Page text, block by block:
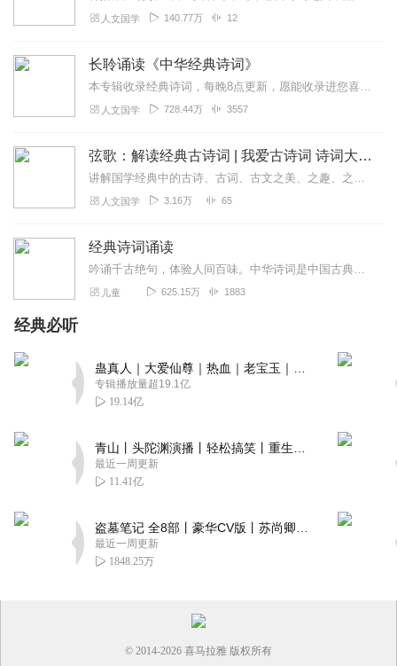
人文国学 140.77万 12
长聆诵读《中华经典诗词》
本专辑收录经典诗词，每晚8点更新，愿能收录进您喜欢的所有的诗词名句。诵读：长聆联系微信：vip_changlingQQ：2163510392近日发现，后台会对较...
人文国学 728.44万 3557
弦歌：解读经典古诗词 | 我爱古诗词 诗词大会
讲解国学经典中的古诗、古词、古文之美、之趣、之雅，一本入门经典文化的高质量读物。简介一堂语文拓展课——精选30个经典篇章，讲解经典中的古诗、古词、古文之美、...
人文国学 3.16万 65
经典诗词诵读
吟诵千古绝句，体验人间百味。中华诗词是中国古典文化的精华，她跨越古今时空，抒发细腻而温柔的情感，展现豪情和壮丽的人生。诵读诗词可以陶冶情操，丰富精神，纯净心灵，...
儿童 625.15万 1883
经典必听
专辑播放量超19.1亿
19.14亿
最近一周更新
11.41亿
最近一周更新
1848.25万
© 2014-2026 喜马拉雅 版权所有